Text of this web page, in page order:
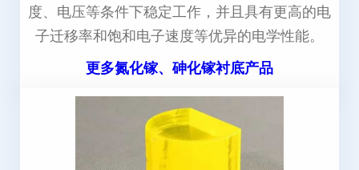
度、电压等条件下稳定工作，并且具有更高的电
子迁移率和饱和电子速度等优异的电学性能。
更多氮化镓、砷化镓衬底产品